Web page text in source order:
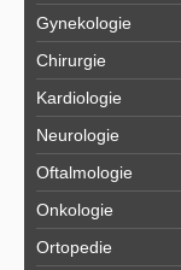
Gynekologie
Chirurgie
Kardiologie
Neurologie
Oftalmologie
Onkologie
Ortopedie